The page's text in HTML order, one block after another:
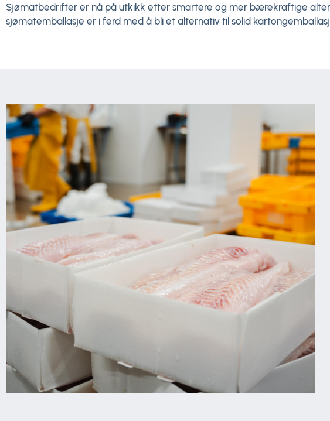
Sjømatbedrifter er nå på utkikk etter smartere og mer bærekraftige
sjømatemballasje er i ferd med å bli et alternativ til solid